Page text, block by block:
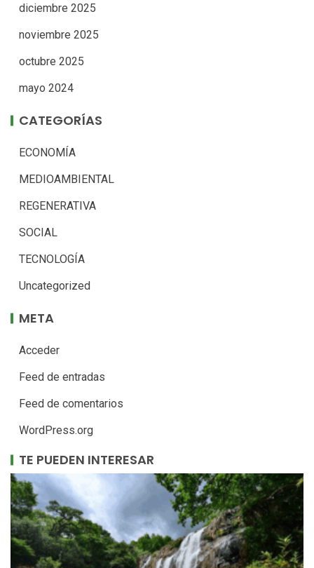
diciembre 2025
noviembre 2025
octubre 2025
mayo 2024
CATEGORÍAS
ECONOMÍA
MEDIOAMBIENTAL
REGENERATIVA
SOCIAL
TECNOLOGÍA
Uncategorized
META
Acceder
Feed de entradas
Feed de comentarios
WordPress.org
TE PUEDEN INTERESAR